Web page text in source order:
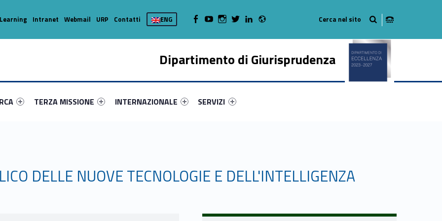
Dipartimento di Giurisprudenza
primary-45307-16
#link-menu-primary-57576-37
Link identifier #link-menu-primary-10422-45
TERZA MISSIONE
Link identifier #link-menu-primary-82437-50
INTERNAZIONALE
Link identifier #link-menu-primary-91015-62
SERVIZI
Intranet Webmail URP Contatti ENG WebMan on Facebook
WebMan on YoutubeWebMan on Instagram
WebMan on TwitterWebMan on LinkedIn
DELLE NUOVE TECNOLOGIE E DELL'INTELLIGENZA